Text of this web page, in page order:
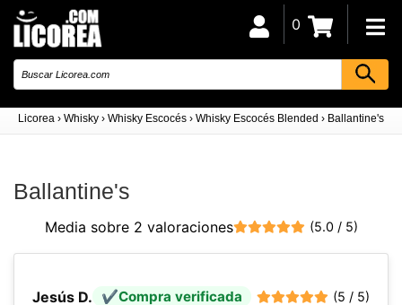
Licorea › Whisky › Whisky Escocés › Whisky Escocés Blended › Ballantine's
0
Ballantine's
Media sobre 2 valoraciones (5.0 / 5)
Jesús D. Compra verificada (5 / 5)